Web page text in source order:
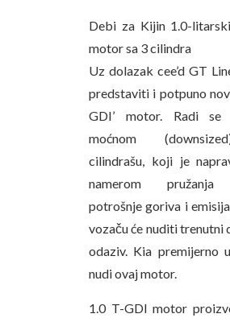
Debi za Kijin 1.0-
motor sa 3 cilindra
Uz dolazak cee’d GT
predstaviti i potpuno
GDI’ motor. Radi
moćnom
cilindrašu, koji je
namerom pružanja
potrošnje goriva i
vozaču će nuditi trenutni
odaziv. Kia premijerno
nudi ovaj motor.
1.0 T-GDI motor